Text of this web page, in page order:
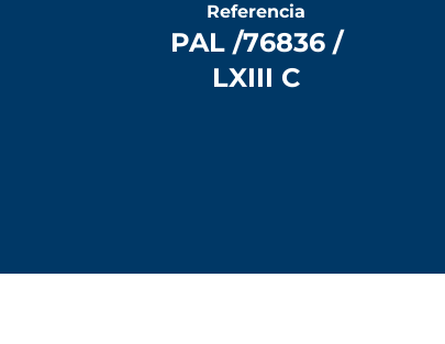
Referencia
PAL /76836 /
LXIII C